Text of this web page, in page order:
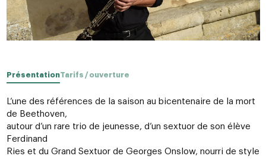
PrésentationTarifs / ouverture
L’une des références de la saison au bicentenaire de la mort
de Beethoven,
autour d’un rare trio de jeunesse, d’un sextuor de son élève
Ferdinand
Ries et du Grand Sextuor de Georges Onslow, nourri de style